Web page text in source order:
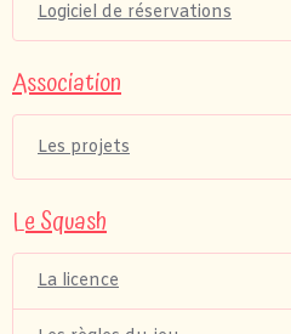
Logiciel de réservations
Association
Les projets
Le Squash
La licence